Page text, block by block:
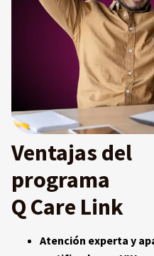
Ventajas del
programa
Q Care Link
Atención experta y